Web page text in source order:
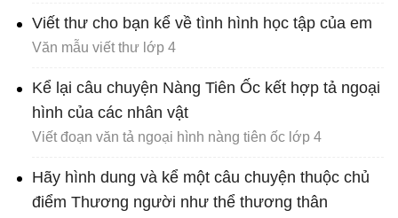
Viết thư cho bạn kể về tình hình học tập của em
Văn mẫu viết thư lớp 4
Kể lại câu chuyện Nàng Tiên Ốc kết hợp tả ngoại
hình của các nhân vật
Viết đoạn văn tả ngoại hình nàng tiên ốc lớp 4
Hãy hình dung và kể một câu chuyện thuộc chủ
điểm Thương người như thể thương thân